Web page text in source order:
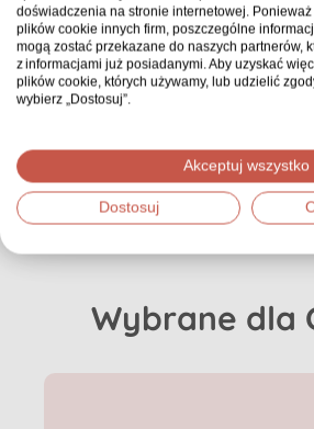
Nie wiesz od czego
Jak stworzyć
Wybrane dla
doświadczenia na stronie internetowej.
plików cookie innych firm, poszczególne
mogą zostać przekazane do naszych partnerów,
z informacjami już posiadanymi. Aby uzyskać
plików cookie, których używamy, lub udzielić
wybierz „Dostosuj”.
Akceptuj wszystko
Dostosuj